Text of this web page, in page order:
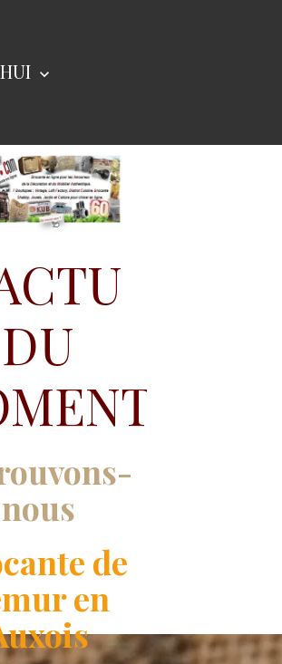
DU
nous
de
en